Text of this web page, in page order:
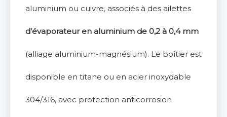
aluminium ou cuivre, associés à des ailettes
d'évaporateur en aluminium de 0,2 à 0,4 mm
(alliage aluminium-magnésium). Le boîtier est
disponible en titane ou en acier inoxydable
304/316, avec protection anticorrosion